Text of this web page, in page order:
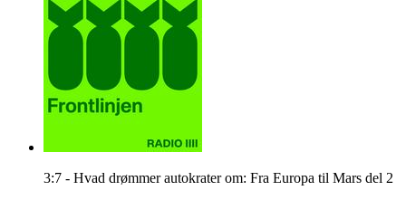
3:7 - Hvad drømmer autokrater om: Fra Europa til Mars del 2